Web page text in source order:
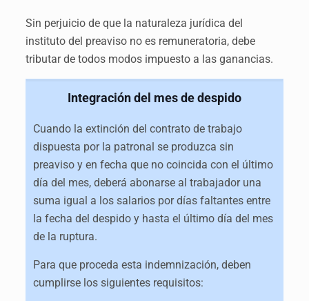
Sin perjuicio de que la naturaleza jurídica del
instituto del preaviso no es remuneratoria, debe
tributar de todos modos impuesto a las ganancias.
Integración del mes de despido
Cuando la extinción del contrato de trabajo
dispuesta por la patronal se produzca sin
preaviso y en fecha que no coincida con el último
día del mes, deberá abonarse al trabajador una
suma igual a los salarios por días faltantes entre
la fecha del despido y hasta el último día del mes
de la ruptura.
Para que proceda esta indemnización, deben
cumplirse los siguientes requisitos: